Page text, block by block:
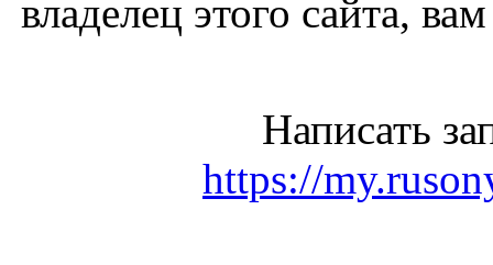
владелец этого сайта,
Написать
https://